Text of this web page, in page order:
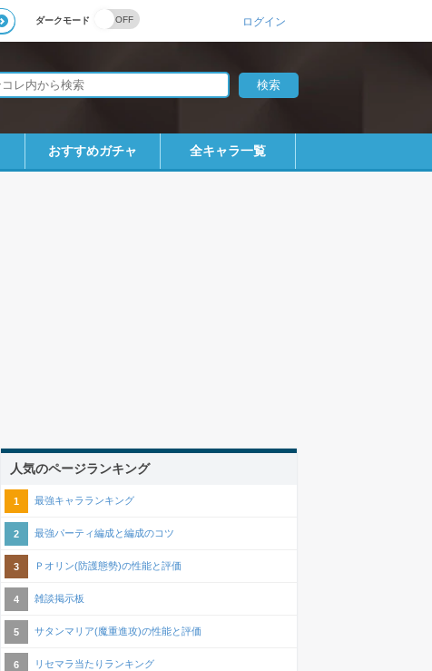
ダークモード ログイン
おすすめガチャ 全キャラ一覧
人気のページランキング
最強キャラランキング
最強パーティ編成と編成のコツ
Ｐオリン(防護態勢)の性能と評価
雑談掲示板
サタンマリア(魔重進攻)の性能と評価
リセマラ当たりランキング